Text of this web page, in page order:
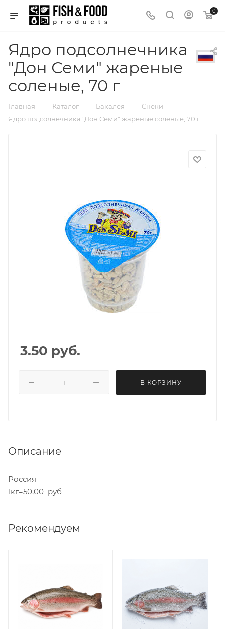
0
Ядро подсолнечника
"Дон Семи" жареные
соленые, 70 г
Главная — Каталог — Бакалея — Снеки —
Ядро подсолнечника "Дон Семи" жареные соленые, 70 г
3.50 руб.
В КОРЗИНУ
Описание
Россия
1кг=50,00 руб
Рекомендуем